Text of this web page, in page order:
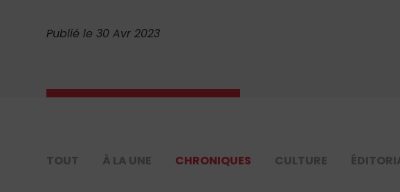
Publié le 30 Avr 2023
TOUT À LA UNE CHRONIQUES CULTURE